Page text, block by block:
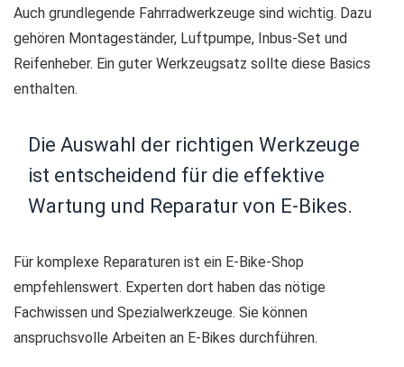
Auch grundlegende Fahrradwerkzeuge sind wichtig. Dazu
gehören Montageständer, Luftpumpe, Inbus-Set und
Reifenheber. Ein guter Werkzeugsatz sollte diese Basics
enthalten.
Die Auswahl der richtigen Werkzeuge
ist entscheidend für die effektive
Wartung und Reparatur von E-Bikes.
Für komplexe Reparaturen ist ein E-Bike-Shop
empfehlenswert. Experten dort haben das nötige
Fachwissen und Spezialwerkzeuge. Sie können
anspruchsvolle Arbeiten an E-Bikes durchführen.